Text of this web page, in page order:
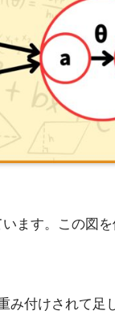
題を理系的な観
ます。この図
み付けされて足